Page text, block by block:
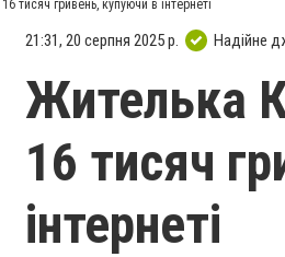
тисяч гривень, купуючи в інтернеті
21:31, 20 серпня 2025 р. Надійне
Жителька
16 тисяч
інтернеті